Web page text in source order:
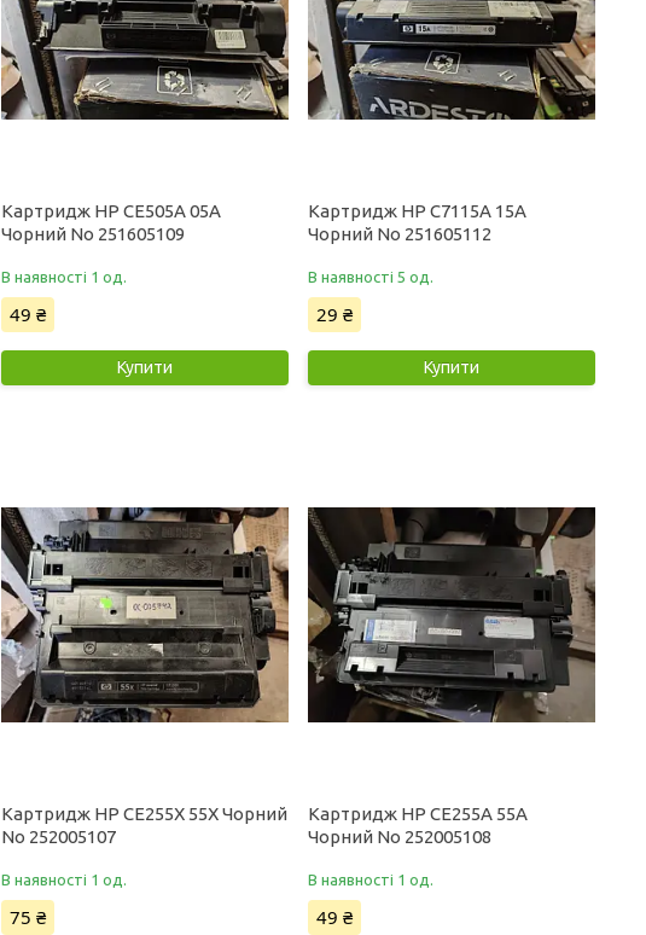
Картридж HP CE505A 05A
Чорний No 251605109
В наявності 1 од.
49 ₴
Купити
Картридж HP C7115A 15A
Чорний No 251605112
В наявності 5 од.
29 ₴
Купити
Картридж HP CE255X 55X Чорний
No 252005107
В наявності 1 од.
75 ₴
Картридж HP CE255A 55A
Чорний No 252005108
В наявності 1 од.
49 ₴